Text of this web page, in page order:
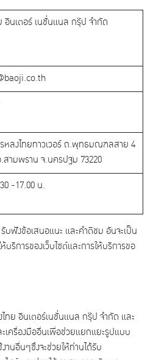
อินเตอร์ เนชั่นแนล กรุ๊ป จำกัด
หลงไทยทาวเวอร์ ถ.พุทธมณฑลสาย 4
ามพราน จ.นครปฐม 73220
-17.00 น.
ฟังข้อเสนอแนะ และคำติชม อันจะเป็น
บริการของเว็บไซต์และการให้บริการขอ
ทย อินเตอร์เนชั่นแนล กรุ๊ป จำกัด และ
เครื่องมืออื่นเพื่อช่วยแยกแยะรูปแบบ
งานอื่นๆซึ่งจะช่วยให้ท่านได้รับ